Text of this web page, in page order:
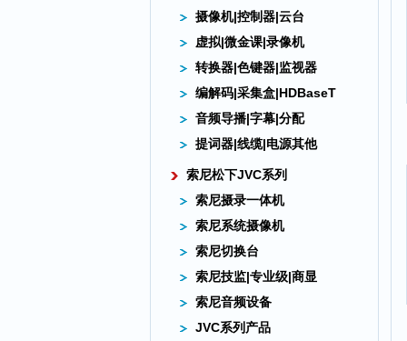
摄像机|控制器|云台
虚拟|微金课|录像机
转换器|色键器|监视器
编解码|采集盒|HDBaseT
音频导播|字幕|分配
提词器|线缆|电源其他
索尼松下JVC系列
索尼摄录一体机
索尼系统摄像机
索尼切换台
索尼技监|专业级|商显
索尼音频设备
JVC系列产品